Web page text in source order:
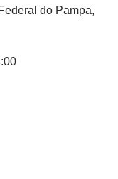
do Pampa,